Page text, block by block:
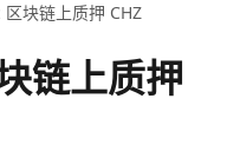
块链上质押 CHZ
链上质押